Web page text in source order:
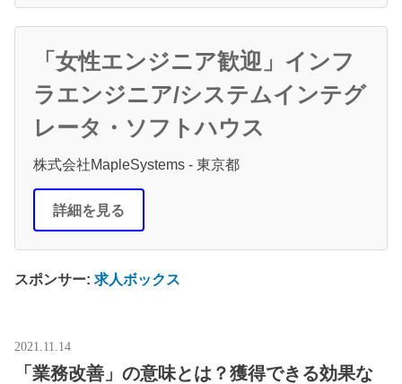
「女性エンジニア歓迎」インフ
ラエンジニア/システムインテグ
レータ・ソフトハウス
株式会社MapleSystems - 東京都
詳細を見る
スポンサー:求人ボックス
2021.11.14
「業務改善」の意味とは？獲得できる効果な